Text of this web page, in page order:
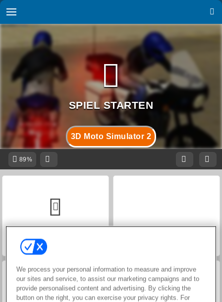
3D Moto Simulator 2
89%
Car Parking City Duel
We process your personal information to measure and improve
our sites and service, to assist our marketing campaigns and to
provide personalised content and advertising. By clicking the
button on the right, you can exercise your privacy rights. For